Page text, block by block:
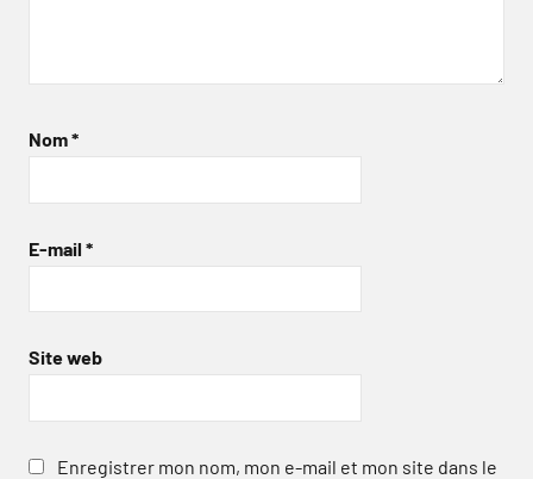
Nom*
E-mail *
Site web
Enregistrer mon nom, mon e-mail et mon site dans le